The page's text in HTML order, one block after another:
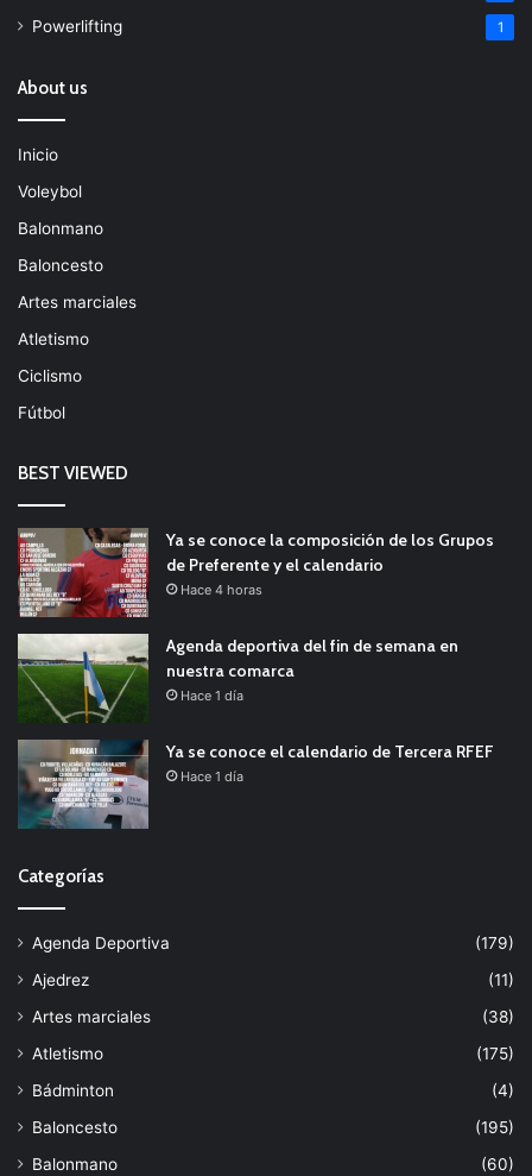
Powerlifting 1
About us
Inicio
Voleybol
Balonmano
Baloncesto
Artes marciales
Atletismo
Ciclismo
Fútbol
BEST VIEWED
Ya se conoce la composición de los Grupos
de Preferente y el calendario
Hace 4 horas
Agenda deportiva del fin de semana en
nuestra comarca
Hace 1 día
Ya se conoce el calendario de Tercera RFEF
Hace 1 día
Categorías
Agenda Deportiva
(179)
Ajedrez
(11)
Artes marciales
(38)
Atletismo
(175)
Bádminton
(4)
Baloncesto
(195)
Balonmano
(60)